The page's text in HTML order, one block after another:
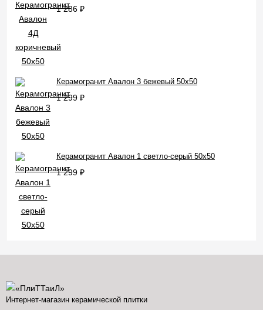
1 286 ₽
Керамогранит Авалон 3 бежевый 50x50
1 299 ₽
Керамогранит Авалон 1 светло-серый 50x50
1 299 ₽
Интернет-магазин керамической плитки